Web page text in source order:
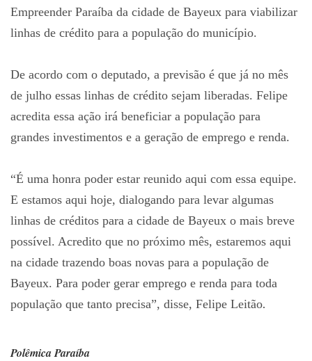
Empreender Paraíba da cidade de Bayeux para viabilizar
linhas de crédito para a população do município.
De acordo com o deputado, a previsão é que já no mês
de julho essas linhas de crédito sejam liberadas. Felipe
acredita essa ação irá beneficiar a população para
grandes investimentos e a geração de emprego e renda.
“É uma honra poder estar reunido aqui com essa equipe.
E estamos aqui hoje, dialogando para levar algumas
linhas de créditos para a cidade de Bayeux o mais breve
possível. Acredito que no próximo mês, estaremos aqui
na cidade trazendo boas novas para a população de
Bayeux. Para poder gerar emprego e renda para toda
população que tanto precisa”, disse, Felipe Leitão.
Polêmica Paraíba